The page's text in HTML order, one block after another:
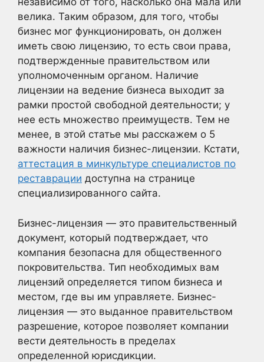
велика. Таким образом, для того, чтобы
бизнес мог функционировать, он должен
иметь свою лицензию, то есть свои права,
подтвержденные правительством или
уполномоченным органом. Наличие
лицензии на ведение бизнеса выходит за
рамки простой свободной деятельности; у
нее есть множество преимуществ. Тем не
менее, в этой статье мы расскажем о 5
важности наличия бизнес-лицензии. Кстати,
аттестация в минкультуре специалистов по
реставрации доступна на странице
специализированного сайта.
Бизнес-лицензия — это правительственный
документ, который подтверждает, что
компания безопасна для общественного
покровительства. Тип необходимых вам
лицензий определяется типом бизнеса и
местом, где вы им управляете. Бизнес-
лицензия — это выданное правительством
разрешение, которое позволяет компании
вести деятельность в пределах
определенной юрисдикции.